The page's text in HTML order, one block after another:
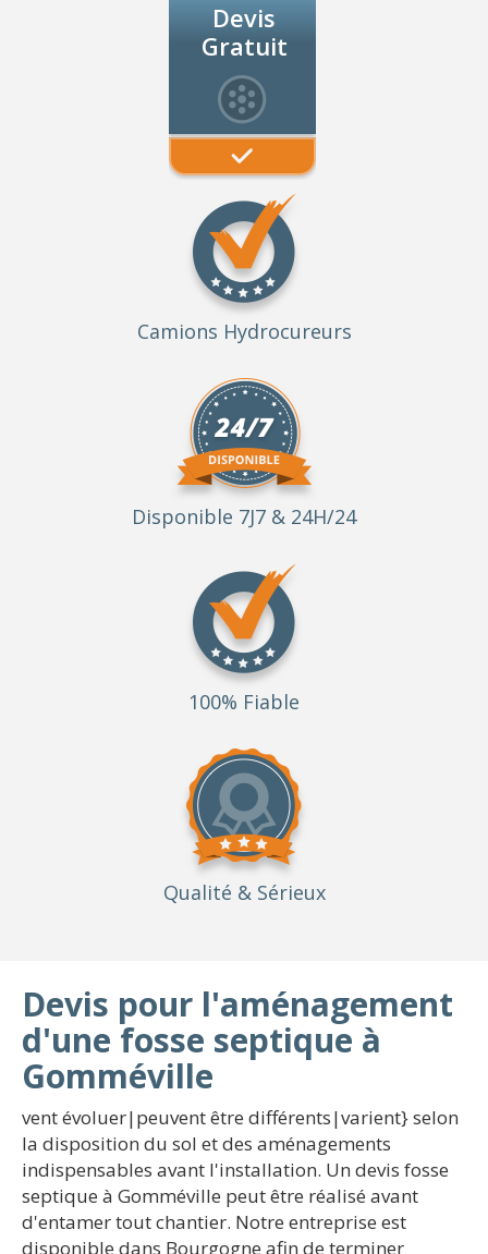
Devis
Gratuit
Camions Hydrocureurs
Disponible 7J7 & 24H/24
100% Fiable
Qualité & Sérieux
Devis pour l'aménagement
d'une fosse septique à
Gomméville
vent évoluer|peuvent être différents|varient} selon
la disposition du sol et des aménagements
indispensables avant l'installation. Un devis fosse
septique à Gomméville peut être réalisé avant
d'entamer tout chantier. Notre entreprise est
disponible dans Bourgogne afin de terminer